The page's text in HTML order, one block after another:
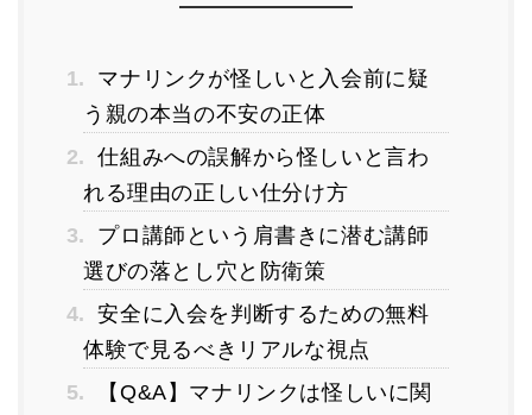
1.
マナリンクが怪しいと入会前に疑
う親の本当の不安の正体
2. 仕組みへの誤解から怪しいと言わ
れる理由の正しい仕分け方
3.
プロ講師という肩書きに潜む講師
選びの落とし穴と防衛策
4. 安全に入会を判断するための無料
体験で見るべきリアルな視点
5.
【Q&A】マナリンクは怪しいに関